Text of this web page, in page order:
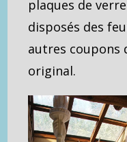
plaques de
disposés des
autres coupons
original.